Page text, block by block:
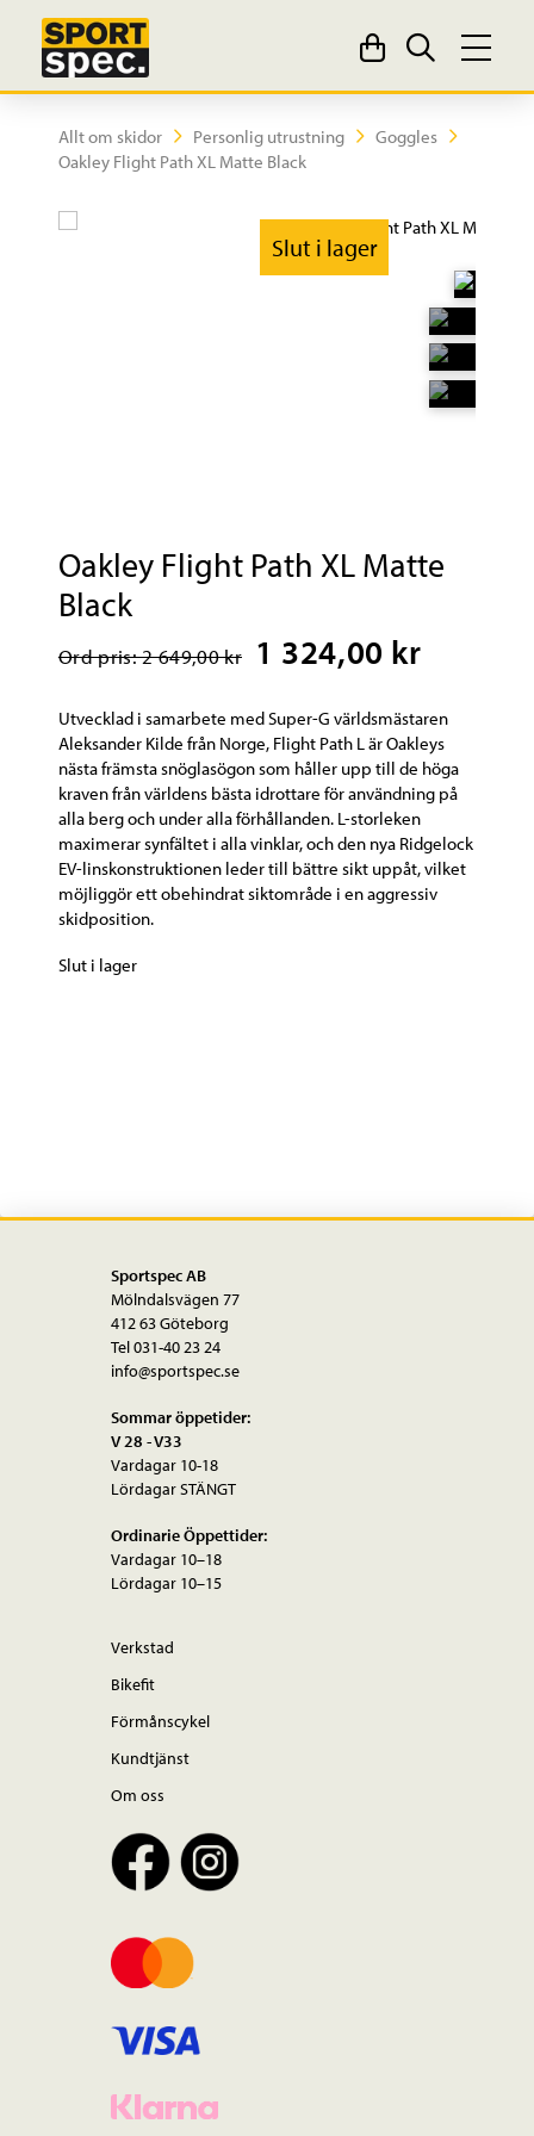
Allt om skidor Personlig utrustning
Goggles
Oakley Flight Path XL Matte Black
Slut i lager
Oakley Flight Path XL Matte
Black
Ord pris: 2 649,00 kr 1 324,00 kr
Utvecklad i samarbete med Super-G världsmästaren
Aleksander Kilde från Norge, Flight Path L är Oakleys
nästa främsta snöglasögon som håller upp till de höga
kraven från världens bästa idrottare för användning på
alla berg och under alla förhållanden. L-storleken
maximerar synfältet i alla vinklar, och den nya Ridgelock
EV-linskonstruktionen leder till bättre sikt uppåt, vilket
möjliggör ett obehindrat siktområde i en aggressiv
skidposition.
Slut i lager
Sportspec AB
Mölndalsvägen 77
412 63 Göteborg
Tel 031-40 23 24
info@sportspec.se
Sommar öppetider:
V 28 - V33
Vardagar 10-18
Lördagar STÄNGT
Ordinarie Öppettider:
Vardagar 10–18
Lördagar 10–15
Verkstad
Bikefit
Förmånscykel
Kundtjänst
Om oss